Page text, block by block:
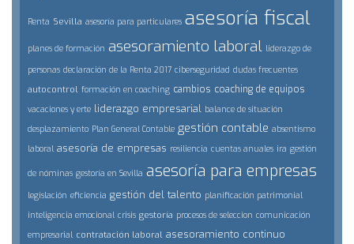
Renta Sevilla asesoría para particulares asesoría fiscal
planes de formación asesoramiento laboral liderazgo de
personas declaración de la Renta 2017 ciberseguridad dudas frecuentes
autocontrol formación en coaching cambios coaching de equipos
vacaciones y erte liderazgo empresarial balance de situación
desplazamiento Plan General Contable gestión contable absentismo
laboral asesoría de empresas resiliencia cuentas anuales ira gestión
de nóminas gestoría en Sevilla asesoría para empresas
legislación eficiencia gestión del talento planificación patrimonial
inteligencia emocional crisis gestoría procesos de seleccion comunicación
empresarial contratación laboral asesoramiento continuo